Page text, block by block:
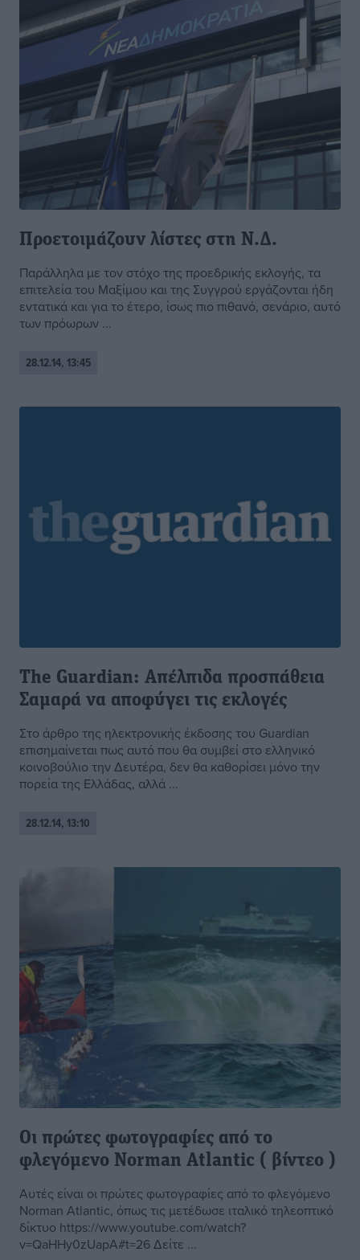
Προετοιμάζουν λίστες στη Ν.Δ.
Παράλληλα με τον στόχο της προεδρικής εκλογής, τα
επιτελεία του Mαξίμου και της Συγγρού εργάζονται ήδη
εντατικά και για το έτερο, ίσως πιο πιθανό, σενάριο, αυτό
των πρόωρων ...
28.12.14, 13:45
The Guardian: Απέλπιδα προσπάθεια
Σαμαρά να αποφύγει τις εκλογές
Στο άρθρο της ηλεκτρονικής έκδοσης του Guardian
επισημαίνεται πως αυτό που θα συμβεί στο ελληνικό
κοινοβούλιο την Δευτέρα, δεν θα καθορίσει μόνο την
πορεία της Ελλάδας, αλλά ...
28.12.14, 13:10
Οι πρώτες φωτογραφίες από το
φλεγόμενο Norman Atlantic ( βίντεο )
Αυτές είναι οι πρώτες φωτογραφίες από το φλεγόμενο
Norman Atlantic, όπως τις μετέδωσε ιταλικό τηλεοπτικό
δίκτυο https://www.youtube.com/watch?
v=QaHHy0zUapA#t=26 Δείτε ...